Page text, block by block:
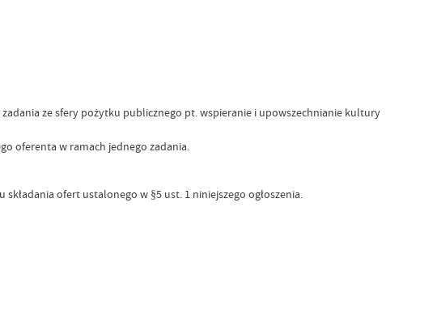
ze sfery pożytku publicznego pt. wspieranie i upowszechnianie kultury
oferenta w ramach jednego zadania.
ofert ustalonego w §5 ust. 1 niniejszego ogłoszenia.